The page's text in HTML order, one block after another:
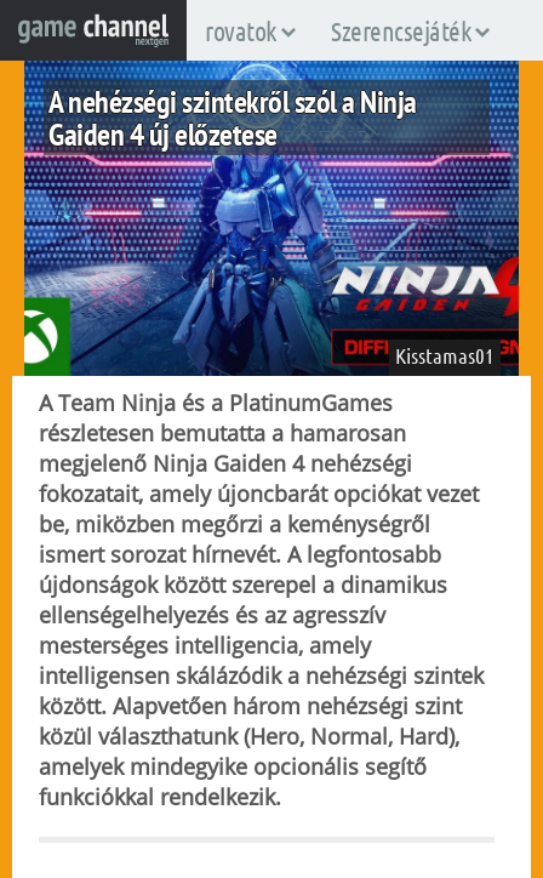
rovatok Szerencsejáték
A nehézségi szintekről szól a Ninja
Gaiden 4 új előzetese
pc ps5 xboxsx
2025. szeptember 26.
329
Kisstamas01
A Team Ninja és a PlatinumGames
részletesen bemutatta a hamarosan
megjelenő Ninja Gaiden 4 nehézségi
fokozatait, amely újoncbarát opciókat vezet
be, miközben megőrzi a keménységről
ismert sorozat hírnevét. A legfontosabb
újdonságok között szerepel a dinamikus
ellenségelhelyezés és az agresszív
mesterséges intelligencia, amely
intelligensen skálázódik a nehézségi szintek
között. Alapvetően három nehézségi szint
közül választhatunk (Hero, Normal, Hard),
amelyek mindegyike opcionális segítő
funkciókkal rendelkezik.